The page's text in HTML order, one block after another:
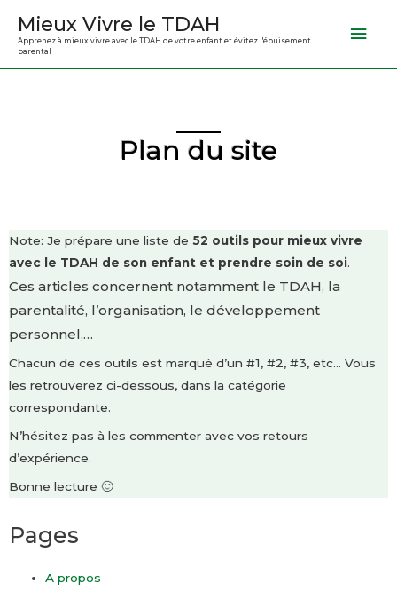
Mieux Vivre le TDAH
Apprenez à mieux vivre avec le TDAH de votre enfant et évitez l'épuisement
parental
Plan du site
Note: Je prépare une liste de 52 outils pour mieux vivre
avec le TDAH de son enfant et prendre soin de soi.
Ces articles concernent notamment le TDAH, la
parentalité, l’organisation, le développement
personnel,…
Chacun de ces outils est marqué d’un #1, #2, #3, etc… Vous
les retrouverez ci-dessous, dans la catégorie
correspondante.
N’hésitez pas à les commenter avec vos retours
d’expérience.
Bonne lecture 🙂
Pages
A propos